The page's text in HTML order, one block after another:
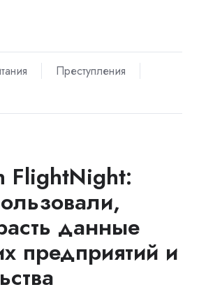
Преступления
FlightNight:
данные
предприятий и